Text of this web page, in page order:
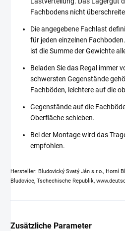
Fachbodens nicht
Die angegebene Fachlast
für jeden einzelnen
ist die Summe der Gewichte
Beladen Sie das Regal immer
schwersten Gegenstände
Fachböden, leichtere auf die
Gegenstände auf die
Oberfläche schieben.
Bei der Montage wird das
empfohlen.
Hersteller: Bludovický Svatý Ján s.r.o., Horní
Bludovice, Tschechische Republik,
Zusätzliche Parameter